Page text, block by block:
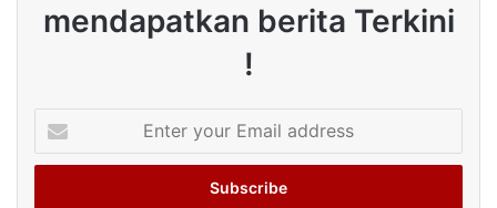
mendapatkan berita Terkini
!
your
Email